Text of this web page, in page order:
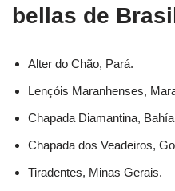
bellas de
Alter do Chão, Pará.
Lençóis Maranhenses,
Chapada Diamantina,
Chapada dos Veadeiros,
Tiradentes, Minas Gerais.